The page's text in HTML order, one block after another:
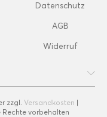
Datenschutz
AGB
Widerruf
zzgl. Versandkosten |
Rechte vorbehalten